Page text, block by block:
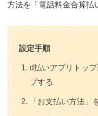
方法を「電話料金合算払
設定手順
d払いアプリトッ
プする
「お支払い方法」